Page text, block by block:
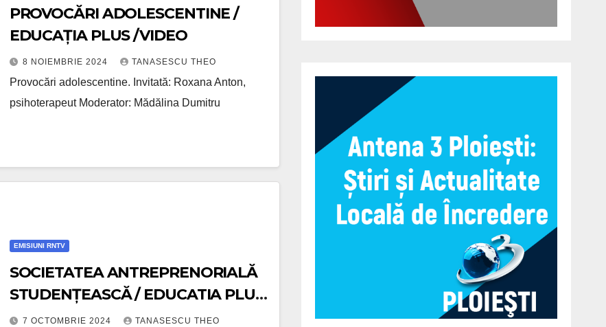
PROVOCĂRI ADOLESCENTINE /
EDUCAŢIA PLUS /VIDEO
8 NOIEMBRIE 2024 TANASESCU THEO
Provocări adolescentine. Invitată: Roxana Anton,
psihoterapeut Moderator: Mădălina Dumitru
EMISIUNI RNTV
SOCIETATEA ANTREPRENORIALĂ
STUDENȚEASCĂ / EDUCATIA PLUS
/VIDEO
7 OCTOMBRIE 2024 TANASESCU THEO